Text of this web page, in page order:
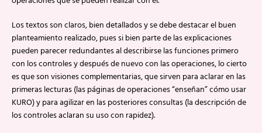
Los textos son claros, bien detallados y se debe destacar el buen
planteamiento realizado, pues si bien parte de las explicaciones
pueden parecer redundantes al describirse las funciones primero
con los controles y después de nuevo con las operaciones, lo cierto
es que son visiones complementarias, que sirven para aclarar en las
primeras lecturas (las páginas de operaciones “enseñan” cómo usar
KURO) y para agilizar en las posteriores consultas (la descripción de
los controles aclaran su uso con rapidez).